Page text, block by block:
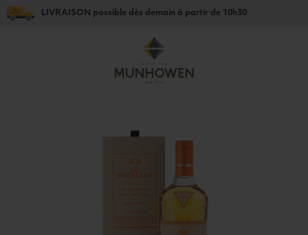
LIVRAISON possible dès demain à partir de 10h30